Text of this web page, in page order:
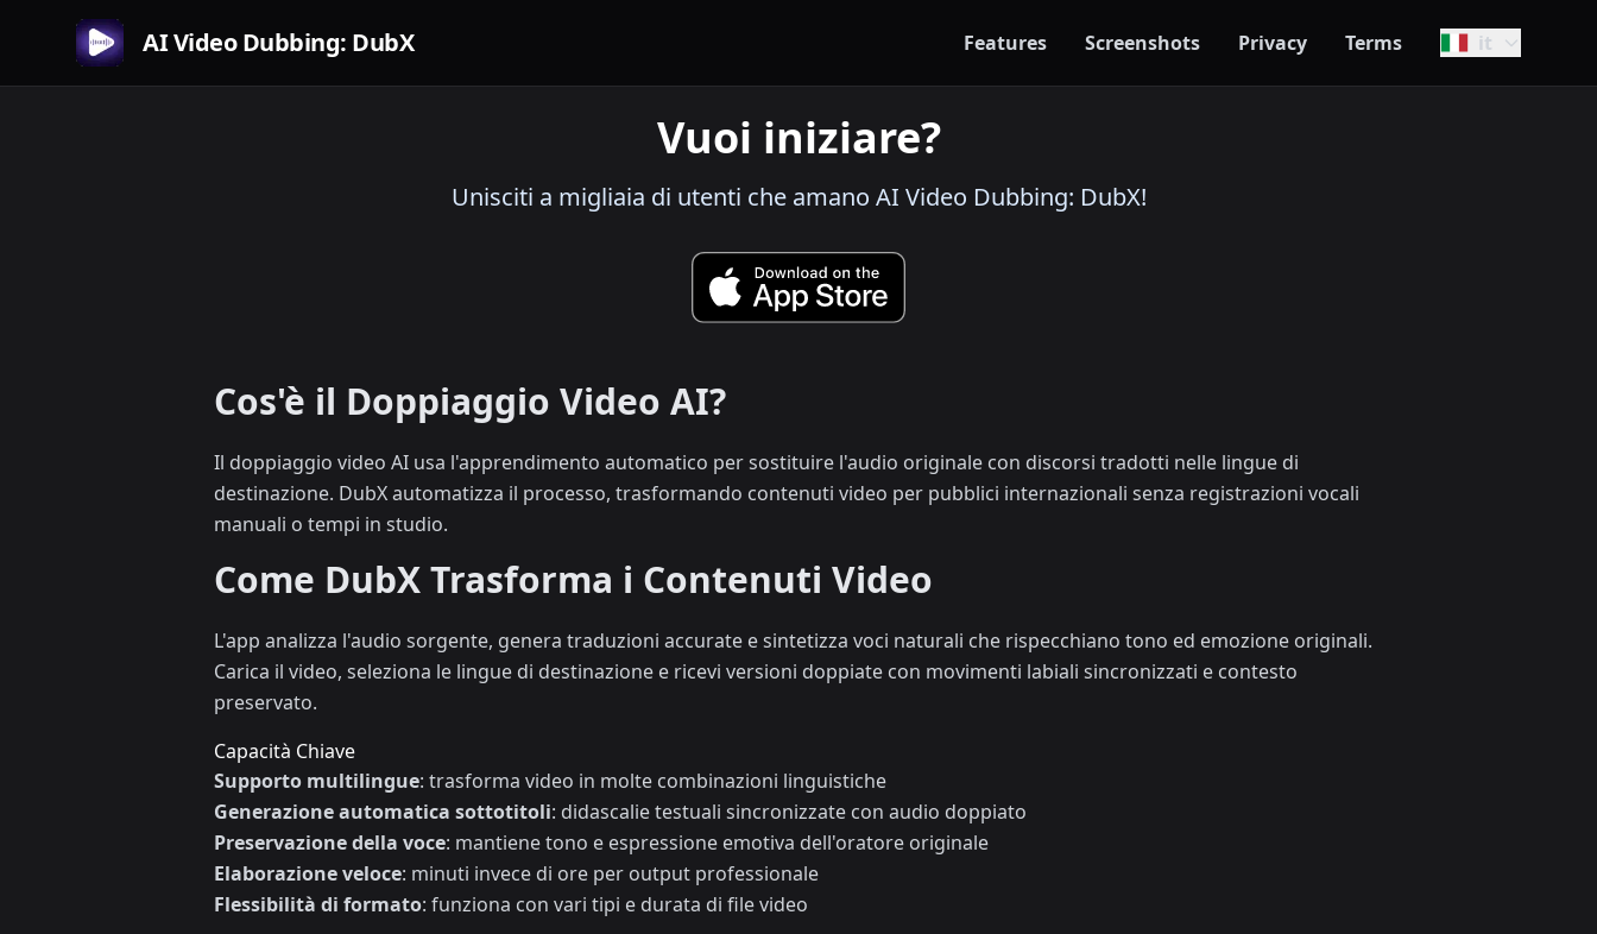
AI Video Dubbing: DubX Features Screenshots Privacy Terms it
Vuoi iniziare?
Unisciti a migliaia di utenti che amano AI Video Dubbing: DubX!
Cos'è il Doppiaggio Video AI?
Il doppiaggio video AI usa l'apprendimento automatico per sostituire l'audio originale con discorsi tradotti nelle lingue di
destinazione. DubX automatizza il processo, trasformando contenuti video per pubblici internazionali senza registrazioni vocali
manuali o tempi in studio.
Come DubX Trasforma i Contenuti Video
L'app analizza l'audio sorgente, genera traduzioni accurate e sintetizza voci naturali che rispecchiano tono ed emozione originali.
Carica il video, seleziona le lingue di destinazione e ricevi versioni doppiate con movimenti labiali sincronizzati e contesto
preservato.
Capacità Chiave
Supporto multilingue: trasforma video in molte combinazioni linguistiche
Generazione automatica sottotitoli: didascalie testuali sincronizzate con audio doppiato
Preservazione della voce: mantiene tono e espressione emotiva dell'oratore originale
Elaborazione veloce: minuti invece di ore per output professionale
Flessibilità di formato: funziona con vari tipi e durata di file video